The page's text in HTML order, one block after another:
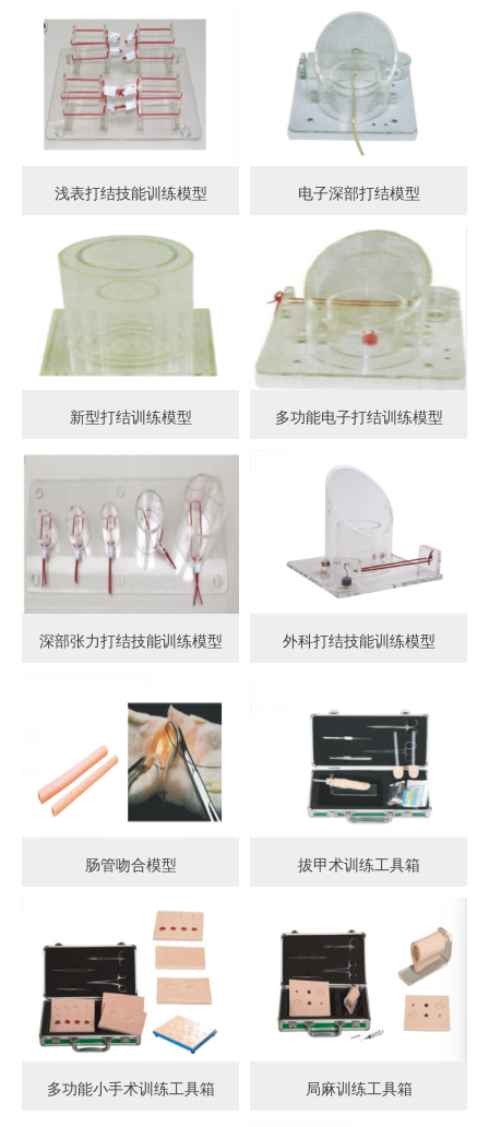
浅表打结技能训练模型 电子深部打结模型
新型打结训练模型 多功能电子打结训练模型
深部张力打结技能训练模型 外科打结技能训练模型
肠管吻合模型 拔甲术训练工具箱
多功能小手术训练工具箱 局麻训练工具箱